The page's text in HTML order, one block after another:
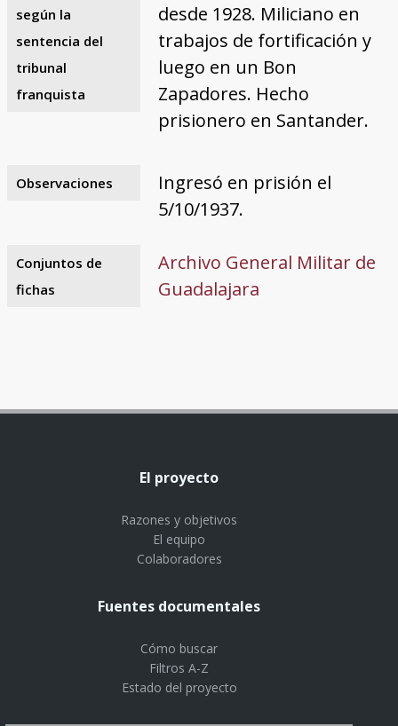
según la
sentencia del
tribunal
franquista
desde 1928. Miliciano en
trabajos de fortificación y
luego en un Bon
Zapadores. Hecho
prisionero en Santander.
Observaciones
Ingresó en prisión el
5/10/1937.
Conjuntos de
fichas
Archivo General Militar de
Guadalajara
El proyecto
Razones y objetivos
El equipo
Colaboradores
Fuentes documentales
Cómo buscar
Filtros A-Z
Estado del proyecto